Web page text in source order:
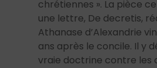
chrétiennes ». La pièce
une lettre, De decretis,
Athanase d’Alexandrie
ans après le concile. Il y
vraie doctrine contre les